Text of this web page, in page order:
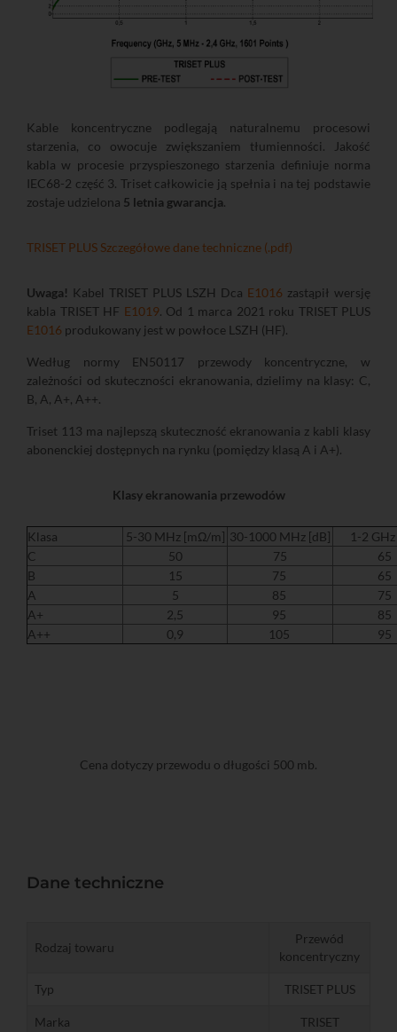
Kable koncentryczne podlegają naturalnemu procesowi
starzenia, co owocuje zwiększaniem tłumienności. Jakość
kabla w procesie przyspieszonego starzenia definiuje norma
IEC68-2 część 3. Triset całkowicie ją spełnia i na tej podstawie
zostaje udzielona 5 letnia gwarancja.
TRISET PLUS Szczegółowe dane techniczne (.pdf)
Uwaga! Kabel TRISET PLUS LSZH Dca E1016 zastąpił wersję
kabla TRISET HF E1019. Od 1 marca 2021 roku TRISET PLUS
E1016 produkowany jest w powłoce LSZH (HF).
Według normy EN50117 przewody koncentryczne, w
zależności od skuteczności ekranowania, dzielimy na klasy: C,
B, A, A+, A++.
Triset 113 ma najlepszą skuteczność ekranowania z kabli klasy
abonenckiej dostępnych na rynku (pomiędzy klasą A i A+).
Klasy ekranowania przewodów
Klasa 5-30 MHz [mΩ/m] 30-1000 MHz [dB]
1-2
C
50 75
65
B
15 75
65
A
5 85
75
A+
2,5 95
85
A++
0,9 105 95
Cena dotyczy przewodu o długości 500 mb.
Dane techniczne
Rodzaj towaru
Przewód
koncentryczny
Typ TRISET PLUS
Marka TRISET